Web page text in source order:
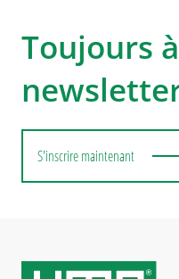
Toujours
S'inscrire maintenant